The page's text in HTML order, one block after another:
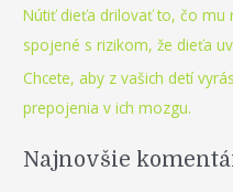
:Nútiť dieťa drilovať to, čo mu
spojené s rizikom, že dieťa
Chcete, aby z vašich detí
prepojenia v ich mozgu.
Najnovšie